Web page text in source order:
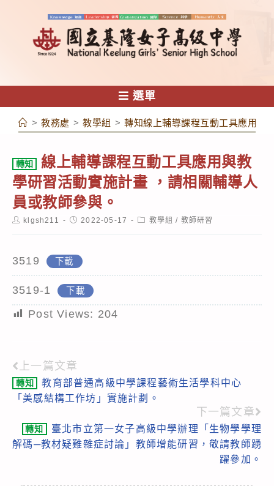
容
選單
> 教務處 > 教學組 > 轉知線上輔導課程互動工具應用與
轉知
線上輔導課程互動工具應用與教
學研習活動實施計畫 ，請相關輔導人
員或教師參與。
Postklgsh211
Post2022-05-17
Post教學組 / 教師研習
3519 下載
3519-1 下載
Post Views: 204
Read
more
上一篇文章
轉知
教育部普通高級中學課程藝術生活學科中心
「美感結構工作坊」實施計劃。
下一篇文章
轉知
臺北市立第一女子高級中學辦理「生物學學理
解碼─教材疑難雜症討論」教師增能研習，敬請教師踴
躍參加。